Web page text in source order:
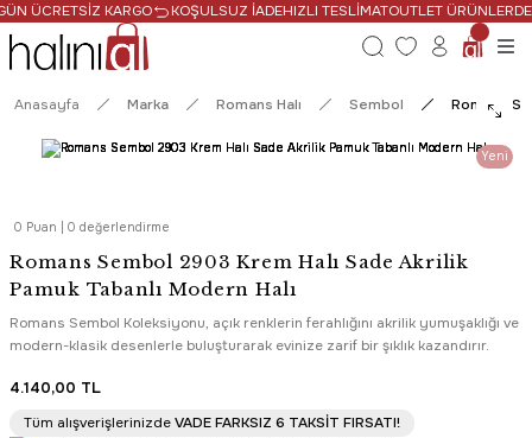
ÜCRETSİZ KARGO KOŞULSUZ İADEHIZLI TESLİMATOUTLET ÜRÜNLERDE
Anasayfa Marka Romans Halı Sembol Romans
Yeni
0 Puan | 0 değerlendirme
Romans Sembol 2903 Krem Halı Sade Akrilik
Pamuk Tabanlı Modern Halı
Romans Sembol Koleksiyonu, açık renklerin ferahlığını akrilik yumuşaklığı ve
modern-klasik desenlerle buluşturarak evinize zarif bir şıklık kazandırır.
4.140,00 TL
Tüm alışverişlerinizdeVADE FARKSIZ 6 TAKSİT FIRSATI!